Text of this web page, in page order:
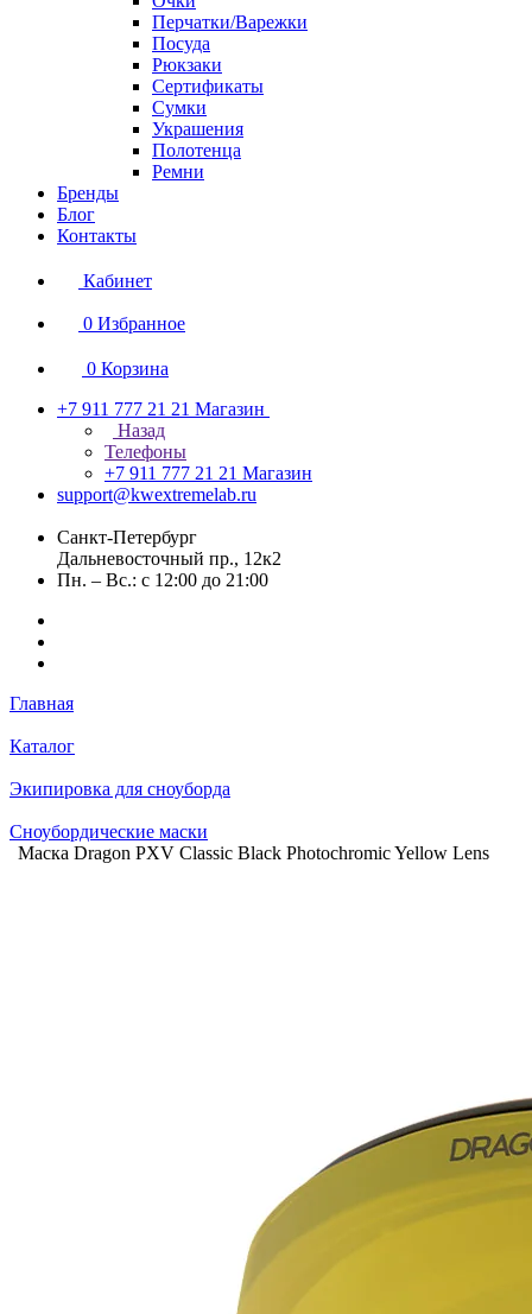
Перчатки/Варежки
Посуда
Рюкзаки
Сертификаты
Сумки
Украшения
Полотенца
Ремни
Бренды
Блог
Контакты
Кабинет
0 Избранное
0 Корзина
+7 911 777 21 21 Магазин
Назад
Телефоны
+7 911 777 21 21 Магазин
support@kwextremelab.ru
Санкт-Петербург
Дальневосточный пр., 12к2
Пн. – Вс.: с 12:00 до 21:00
Главная
Каталог
Экипировка для сноуборда
Сноубордические маски
Маска Dragon PXV Classic Black Photochromic Yellow Lens